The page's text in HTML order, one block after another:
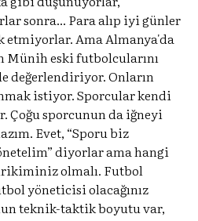
sonra... Para alıp iyi günler
etmiyorlar. Ama Almanya'da
Münih eski futbolcularını
değerlendiriyor. Onların
istiyor. Sporcular kendi
Çoğu sporcunun da iğneyi
Evet, “Sporu biz
diyorlar ama hangi
olmalı. Futbol
yöneticisi olacağınız
teknik-taktik boyutu var,